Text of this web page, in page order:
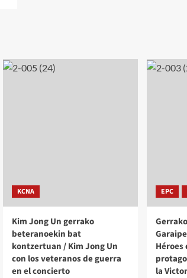
KCNA
Kim Jong Un gerrako
beteranoekin bat
kontzertuan / Kim Jong Un
con los veteranos de guerra
en el concierto
EPC
Héroes
la